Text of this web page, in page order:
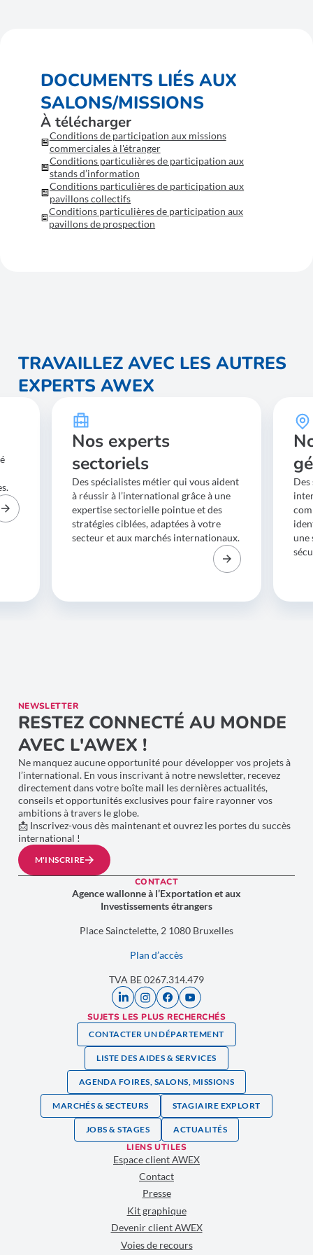
DOCUMENTS LIÉS AUX
SALONS/MISSIONS
À télécharger
Conditions de participation aux missions
commerciales à l'étranger
Conditions particulières de participation aux
stands d’information
Conditions particulières de participation aux
pavillons collectifs
Conditions particulières de participation aux
pavillons de prospection
TRAVAILLEZ AVEC LES AUTRES
EXPERTS AWEX
Nos experts
sectoriels
Des spécialistes métier qui vous aident
à réussir à l’international grâce à une
expertise sectorielle pointue et des
stratégies ciblées, adaptées à votre
secteur et aux marchés internationaux.
Des
une
NEWSLETTER
RESTEZ CONNECTÉ AU MONDE
AVEC L'AWEX !
Ne manquez aucune opportunité pour développer vos projets à
l’international. En vous inscrivant à notre newsletter, recevez
directement dans votre boîte mail les dernières actualités,
conseils et opportunités exclusives pour faire rayonner vos
ambitions à travers le globe.
📩 Inscrivez-vous dès maintenant et ouvrez les portes du succès
international !
M'INSCRIRE
CONTACT
Agence wallonne à l’Exportation et aux
Investissements étrangers
Place Sainctelette, 2 1080 Bruxelles
Plan d’accès
TVA BE 0267.314.479
SUJETS LES PLUS RECHERCHÉS
CONTACTER UN DÉPARTEMENT
LISTE DES AIDES & SERVICES
AGENDA FOIRES, SALONS, MISSIONS
MARCHÉS & SECTEURS STAGIAIRE EXPLORT
JOBS & STAGES ACTUALITÉS
LIENS UTILES
Espace client AWEX
Contact
Presse
Kit graphique
Devenir client AWEX
Voies de recours